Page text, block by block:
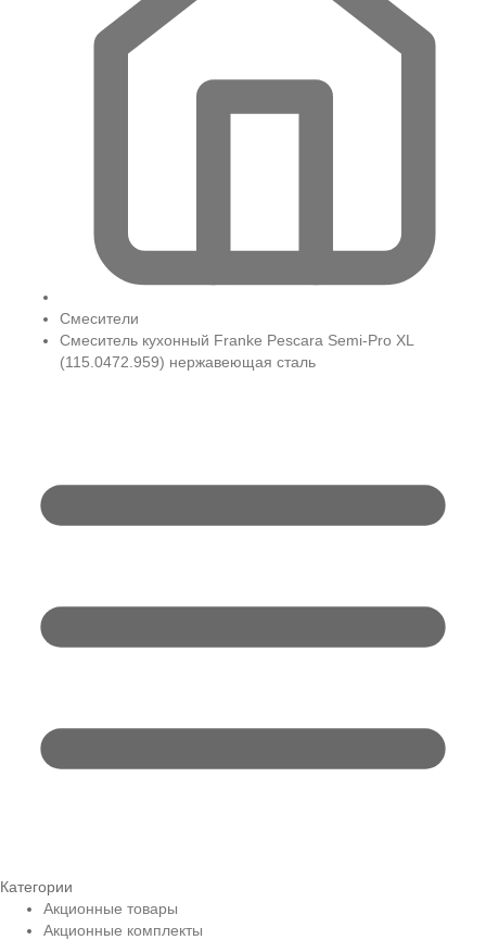
Смесители
Смеситель кухонный Franke Pescara Semi-Pro XL
(115.0472.959) нержавеющая сталь
Категории
Акционные товары
Акционные комплекты